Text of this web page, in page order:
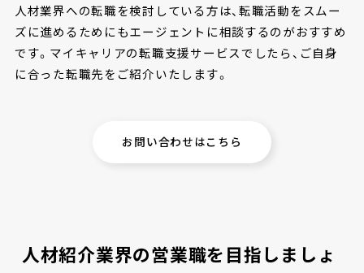
人材業界への転職を検討している方は、転職活動をスムー
ズに進めるためにもエージェントに相談するのがおすすめ
です。マイキャリアの転職支援サービスでしたら、ご自身
に合った転職先をご紹介いたします。
お問い合わせはこちら
人材紹介業界の営業職を目指しましょ